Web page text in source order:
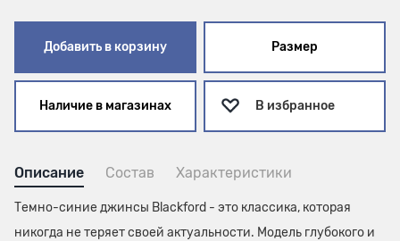
Добавить в корзину Размер
Наличие в магазинах В избранное
Описание Состав Характеристики
Темно-синие джинсы Blackford - это классика, которая
никогда не теряет своей актуальности. Модель глубокого и